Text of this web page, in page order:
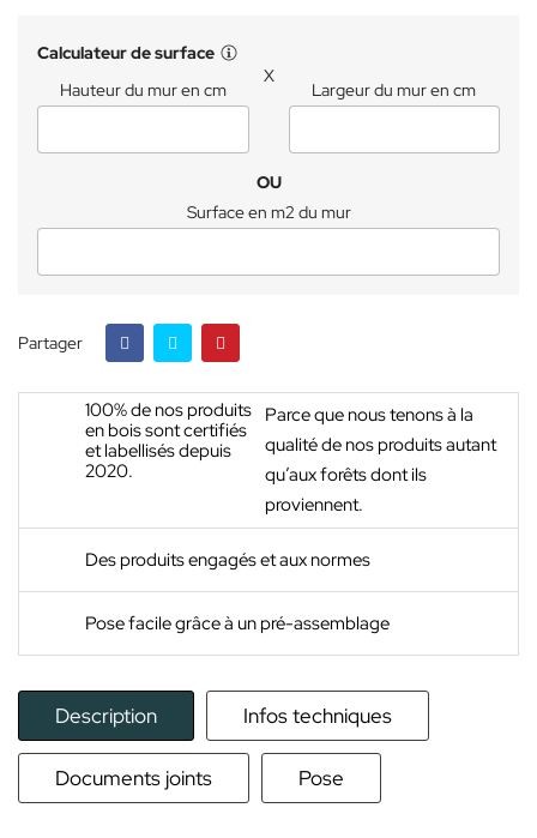
Calculateur de surface
Hauteur du mur en cm
X
Largeur du mur en cm
OU
Surface en m2 du mur
Partager
100% de nos produits
en bois sont certifiés
et labellisés depuis
2020.
Parce que nous tenons à la
qualité de nos produits autant
qu’aux forêts dont ils
proviennent.
Des produits engagés et aux normes
Pose facile grâce à un pré-assemblage
Description Infos techniques
Documents joints Pose